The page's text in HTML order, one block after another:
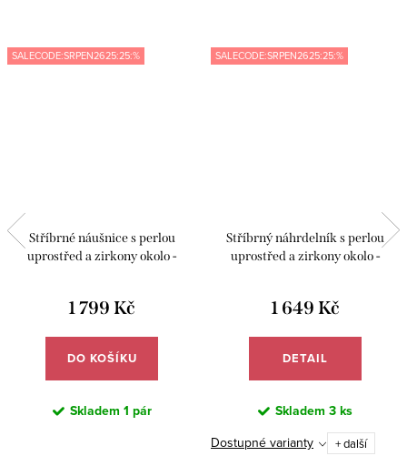
SALECODE:SRPEN2625:25:%
Stříbrné náušnice s perlou
uprostřed a zirkony okolo -
1 799 Kč
DO KOŠÍKU
Skladem 1 pár
SALECODE:SRPEN2625:25:%
Stříbrný náhrdelník s perlou
uprostřed a zirkony okolo -
1 649 Kč
DETAIL
Skladem 3 ks
Dostupné varianty + další